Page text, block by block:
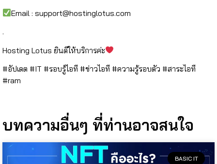
Email :support@hostinglotus.com
.
Hosting Lotus ยินดีให้บริการค่ะ
#อัปเดต #IT #รอบรู้ไอที #ข่าวไอที #ความรู้รอบตัว #สาระไอที
#ram
บทความอื่นๆ ที่ท่านอาจสนใจ
BASIC IT